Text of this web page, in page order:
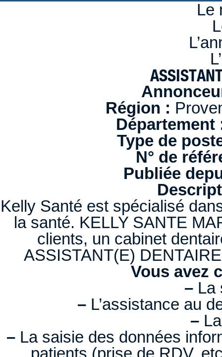
Le
Région :
Département
Type de
N° de
Publiée
Kelly Santé est spécialisé
la santé. KELLY SANTE
clients, un cabinet
ASSISTANT(E)
Vous avez
– La
– L’assistance au
–
– La saisie des données
patients (prise de RDV,